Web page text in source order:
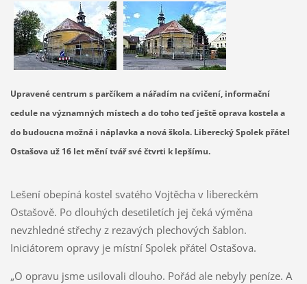
Upravené centrum s parčíkem a nářadím na cvičení, informační
cedule na významných místech a do toho teď ještě oprava kostela a
do budoucna možná i náplavka a nová škola. Liberecký Spolek přátel
Ostašova už 16 let mění tvář své čtvrti k lepšímu.
Lešení obepíná kostel svatého Vojtěcha v libereckém
Ostašově. Po dlouhých desetiletích jej čeká výměna
nevzhledné střechy z rezavých plechových šablon.
Iniciátorem opravy je místní Spolek přátel Ostašova.
„O opravu jsme usilovali dlouho. Pořád ale nebyly peníze. A